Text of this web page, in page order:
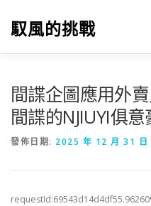
馭風的挑戰
間諜企圖應用外
間諜的NJIUYI俱
發佈日期: 2025 年 12 月 31 日